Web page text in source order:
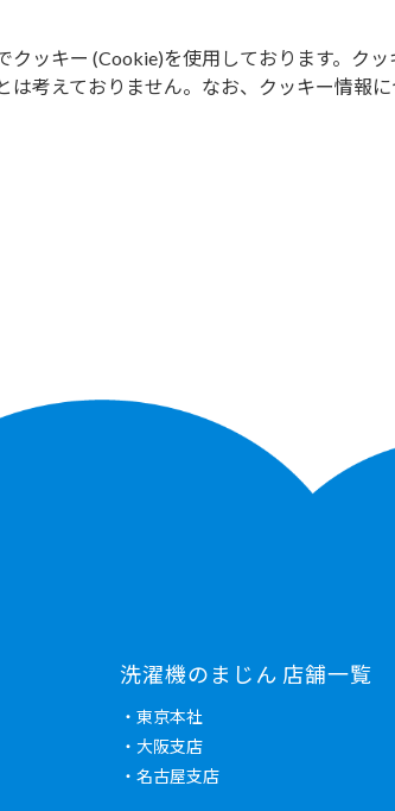
ッキー (Cookie)を使用しております。ク
考えておりません。なお、クッキー情報
洗濯機のまじん 店舗一覧
・東京本社
・大阪支店
・名古屋支店